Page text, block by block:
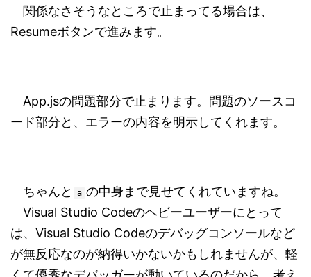
関係なさそうなところで止まってる場合は、
Resumeボタンで進みます。
App.jsの問題部分で止まります。問題のソースコ
ード部分と、エラーの内容を明示してくれます。
ちゃんと a の中身まで見せてくれていますね。
Visual Studio Codeのヘビーユーザーにとって
は、Visual Studio Codeのデバッグコンソールなど
が無反応なのが納得いかないかもしれませんが、軽